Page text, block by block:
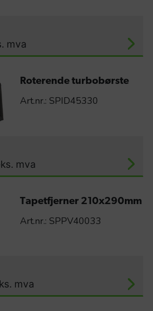
mva
Roterende turbobørste
Art.nr.: SPID45330
mva
Tapetfjerner 210x290mm
Art.nr.: SPPV40033
mva